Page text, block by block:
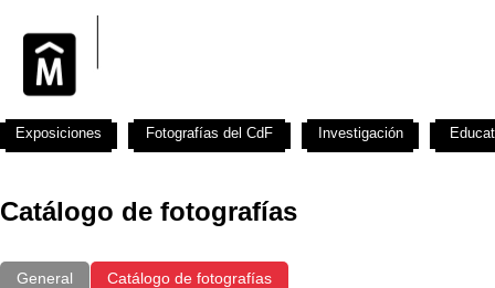
Catálogo de fotografías
General Catálogo de fotografías
Exposiciones Fotografías del CdF Investigación